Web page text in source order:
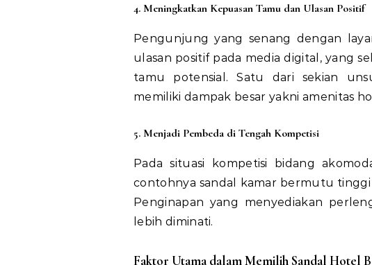
4. Meningkatkan Kepuasan Tamu dan Ulasan Positif
Pengunjung yang senang dengan
ulasan positif pada media digital, yang
tamu potensial. Satu dari sekian
memiliki dampak besar yakni amenitas
5. Menjadi Pembeda di Tengah Kompetisi
Pada situasi kompetisi bidang
contohnya sandal kamar bermutu
Penginapan yang menyediakan
lebih diminati.
Faktor Utama dalam Memilih Sandal Hotel